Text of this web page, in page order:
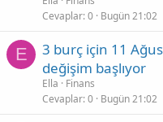
Cevaplar 0 Bugün 21:02
E
3 burç için 11
değişim başlıyor
Ella
Finans
Cevaplar 0 Bugün 21:02